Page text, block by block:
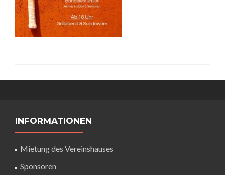
INFORMATIONEN
Mietung des Vereinshauses
Sponsoren